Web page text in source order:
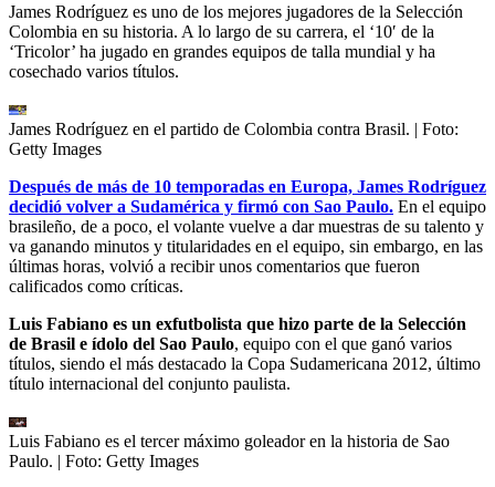
James Rodríguez es uno de los mejores jugadores de la Selección
Colombia en su historia. A lo largo de su carrera, el ‘10′ de la
‘Tricolor’ ha jugado en grandes equipos de talla mundial y ha
cosechado varios títulos.
James Rodríguez en el partido de Colombia contra Brasil. | Foto:
Getty Images
Después de más de 10 temporadas en Europa, James Rodríguez
decidió volver a Sudamérica y firmó con Sao Paulo. En el equipo
brasileño, de a poco, el volante vuelve a dar muestras de su talento y
va ganando minutos y titularidades en el equipo, sin embargo, en las
últimas horas, volvió a recibir unos comentarios que fueron
calificados como críticas.
Luis Fabiano es un exfutbolista que hizo parte de la Selección
de Brasil e ídolo del Sao Paulo, equipo con el que ganó varios
títulos, siendo el más destacado la Copa Sudamericana 2012, último
título internacional del conjunto paulista.
Luis Fabiano es el tercer máximo goleador en la historia de Sao
Paulo. | Foto: Getty Images